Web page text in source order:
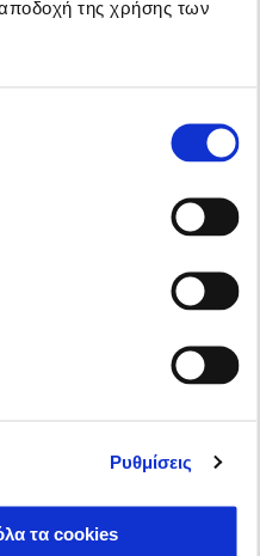
της χρήσης των
Ρυθμίσεις
τα cookies
1 με δώρο 2 χρόνια